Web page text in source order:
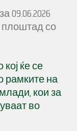
09.06.2026
плоштад со
ќе се
рамките на
кои за
во